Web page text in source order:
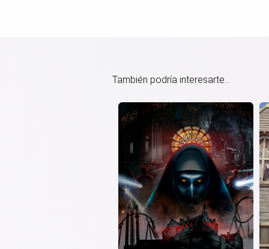
También podría interesarte...